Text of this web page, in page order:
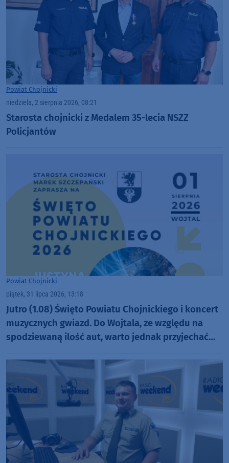
Powiat Chojnicki
niedziela, 2 sierpnia 2026, 08:21
Starosta chojnicki z Medalem 35-lecia NSZZ
Policjantów
Powiat Chojnicki
piątek, 31 lipca 2026, 13:18
Jutro (1.08) Święto Powiatu Chojnickiego i koncert
muzycznych gwiazd. Do Wojtala, ze względu na
spodziewaną ilość aut, warto jednak przyjechać